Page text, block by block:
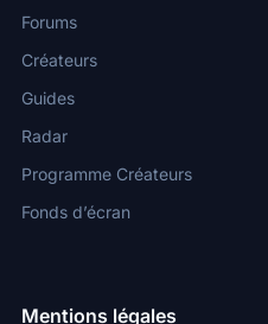
Forums
Créateurs
Guides
Radar
Programme Créateurs
Fonds d’écran
Mentions légales